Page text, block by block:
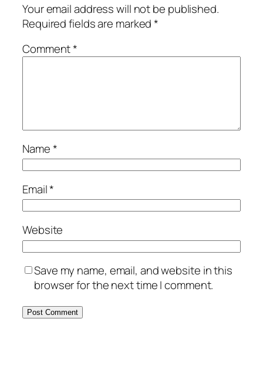
Your email address will not be published.
Required fields are marked*
Comment*
Name*
Email*
Website
Save my name, email, and website in this
browser for the next time I comment.